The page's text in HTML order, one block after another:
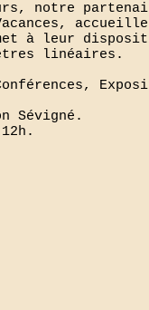
notre
Vacances,
à leur
linéaires.
Sévigné.